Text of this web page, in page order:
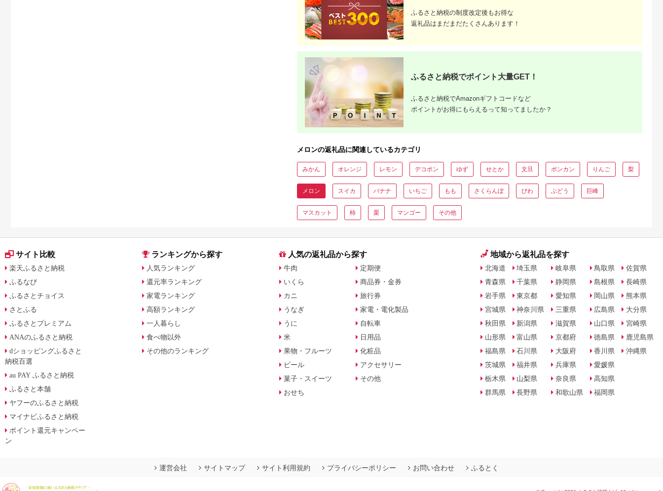
ふるさと納税の制度改定後もお得な
返礼品はまだまだたくさんあります！
ふるさと納税でポイント大量GET！
ふるさと納税でAmazonギフトコードなど
ポイントがお得にもらえるって知ってましたか？
メロンの返礼品に関連しているカテゴリ
みかん オレンジ レモン デコポン ゆず せとか 文旦 ポンカン りんご 梨
メロン スイカ バナナ いちご もも さくらんぼ びわ ぶどう 巨峰
マスカット 柿 栗 マンゴー その他
サイト比較
楽天ふるさと納税
ふるなび
ふるさとチョイス
さとふる
ふるさとプレミアム
ANAのふるさと納税
dショッピングふるさと
納税百選
au PAY ふるさと納税
ふるさと本舗
ヤフーのふるさと納税
マイナビふるさと納税
ポイント還元キャンペー
ン
ランキングから探す
人気ランキング
還元率ランキング
家電ランキング
高額ランキング
一人暮らし
食べ物以外
その他のランキング
人気の返礼品から探す
牛肉
いくら
カニ
うなぎ
うに
米
果物・フルーツ
ビール
菓子・スイーツ
おせち
定期便
商品券・金券
旅行券
家電・電化製品
自転車
日用品
化粧品
アクセサリー
その他
地域から返礼品を探す
北海道
青森県
岩手県
宮城県
秋田県
山形県
福島県
茨城県
栃木県
群馬県
埼玉県
千葉県
東京都
神奈川県
新潟県
富山県
石川県
福井県
山梨県
長野県
岐阜県
静岡県
愛知県
三重県
滋賀県
京都府
大阪府
兵庫県
奈良県
和歌山県
鳥取県
島根県
岡山県
広島県
山口県
徳島県
香川県
愛媛県
高知県
福岡県
佐賀県
長崎県
熊本県
大分県
宮崎県
鹿児島県
沖縄県
運営会社 サイトマップ サイト利用規約 プライバシーポリシー お問い合わせ ふるとく